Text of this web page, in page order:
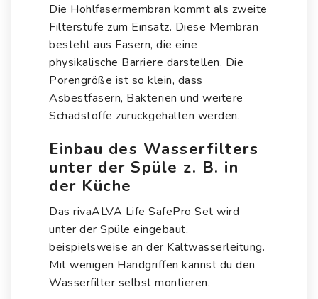
Die Hohlfasermembran kommt als zweite
Filterstufe zum Einsatz. Diese Membran
besteht aus Fasern, die eine
physikalische Barriere darstellen. Die
Porengröße ist so klein, dass
Asbestfasern, Bakterien und weitere
Schadstoffe zurückgehalten werden.
Einbau des Wasserfilters
unter der Spüle z. B. in
der Küche
Das rivaALVA Life SafePro Set wird
unter der Spüle eingebaut,
beispielsweise an der Kaltwasserleitung.
Mit wenigen Handgriffen kannst du den
Wasserfilter selbst montieren.